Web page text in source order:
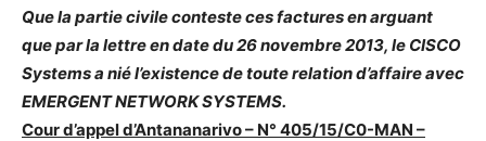
Que la partie civile conteste ces factures en arguant
que par la lettre en date du 26 novembre 2013, le CISCO
Systems a nié l’existence de toute relation d’affaire avec
EMERGENT NETWORK SYSTEMS.
Cour d’appel d’Antananarivo – N° 405/15/C0-MAN –